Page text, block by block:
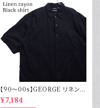
【90～00s】GEORGE リネンレ
ーヨンシャツ 黒 ボックスシルエ
ット XL
¥7,184